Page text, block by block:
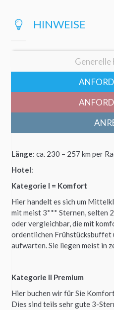
HINWEISE
Generelle
Länge: ca. 230 – 257 km per
Hotel:
Kategorie I = Komfort
Hier handelt es sich um
mit meist 3*** Sternen, selten
oder vergleichbar, die mit
ordentlichen Frühstücksbuffet
aufwarten. Sie liegen meist in
Kategorie II Premium
Hier buchen wir für Sie
Dies sind teils sehr gute 3-